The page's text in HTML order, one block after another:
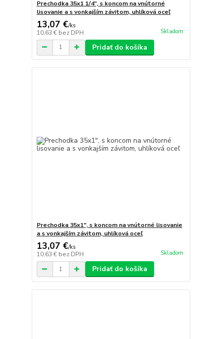
Prechodka 35x1 1/4", s koncom na vnútorné
lisovanie a s vonkajším závitom, uhlíková oceľ
13,07 €/ks
10,63 € bez DPH Skladom
Pridať do košíka
Prechodka 35x1", s koncom na vnútorné lisovanie
a s vonkajším závitom, uhlíková oceľ
13,07 €/ks
10,63 € bez DPH Skladom
Pridať do košíka